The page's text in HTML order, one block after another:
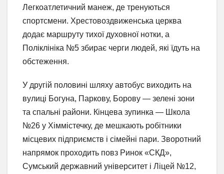
Легкоатлетичний манеж, де тренуються
спортсмени. Хрестовоздвиженська церква
додає маршруту тихої духовної нотки, а
Поліклініка №5 збирає черги людей, які їдуть на
обстеження.
У другій половині шляху автобус виходить на
вулиці Богуна, Паркову, Борову — зелені зони
та спальні райони. Кінцева зупинка — Школа
№26 у Хіммістечку, де мешкають робітники
місцевих підприємств і сімейні пари. Зворотний
напрямок проходить повз Ринок «СКД»,
Сумський державний університет і Ліцей №12,